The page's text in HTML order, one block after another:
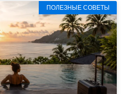
ПОЛЕЗНЫЕ СОВЕТЫ